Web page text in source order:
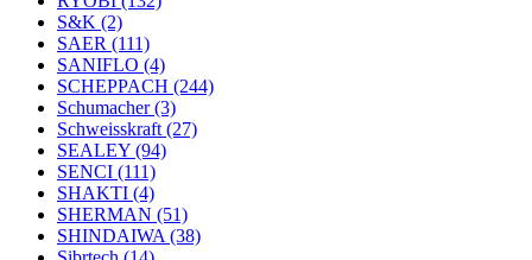
S&K (2)
SAER (111)
SANIFLO (4)
SCHEPPACH (244)
Schumacher(3)
Schweisskraft (27)
SEALEY (94)
SENCI (111)
SHAKTI (4)
SHERMAN (51)
SHINDAIWA (38)